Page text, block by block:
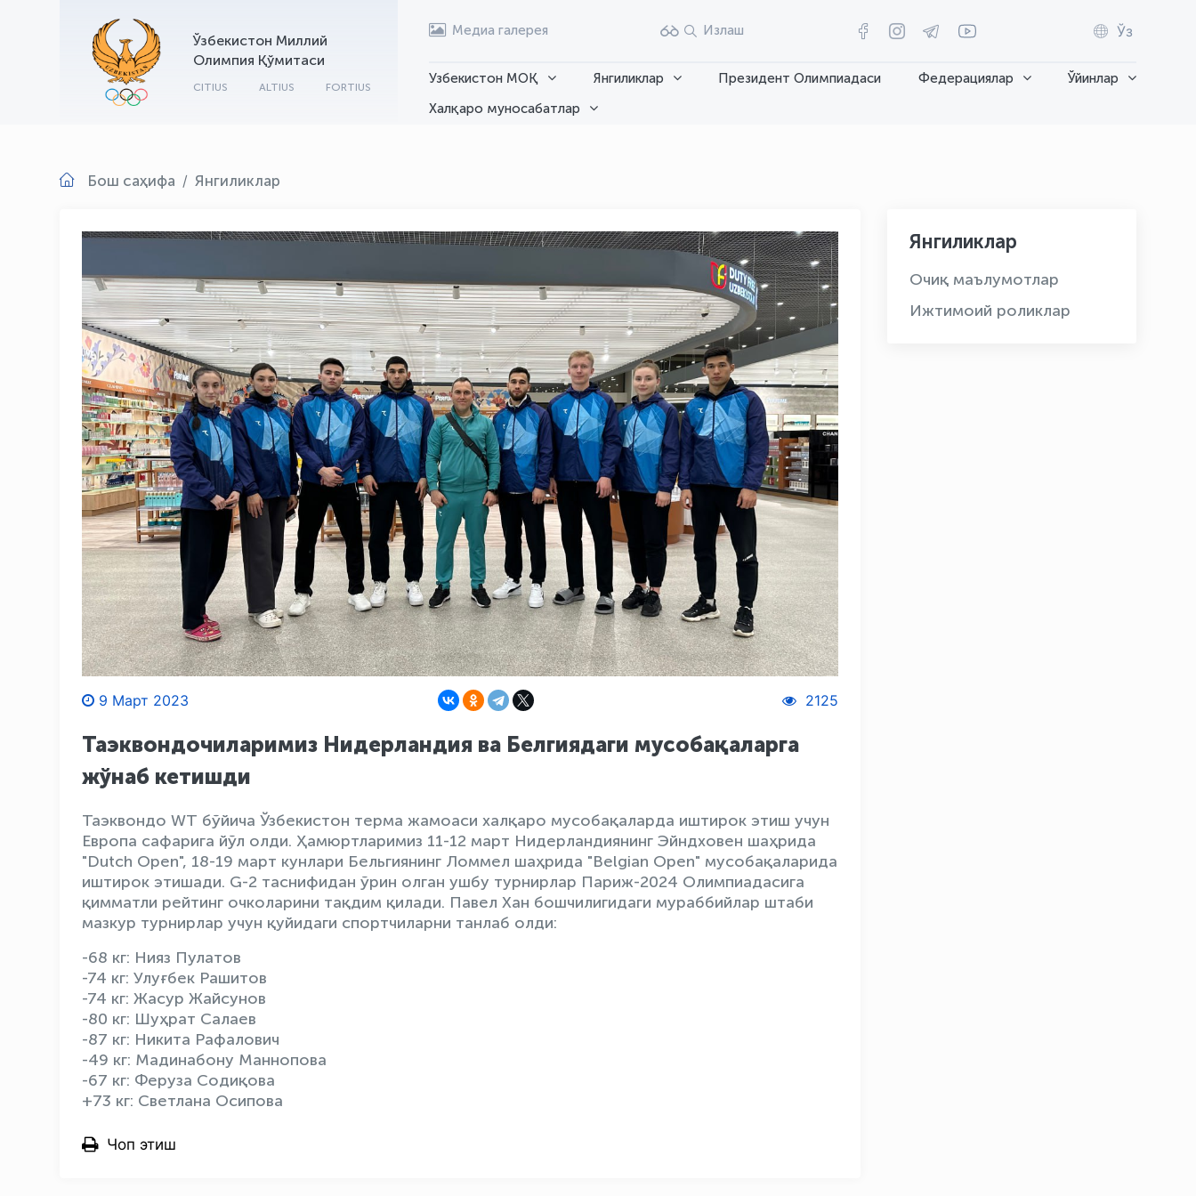
Ўзбекистон Миллий
Олимпия Қўмитаси
CITIUS ALTIUS FORTIUS
Медиа галерея Излаш Ўз
Узбекистон МОҚ Янгиликлар Президент Олимпиадаси Федерациялар
Ўйинлар
Халқаро муносабатлар
Бош саҳифа Янгиликлар
9 Март 2023 2125
Таэквондочиларимиз Нидерландия ва Белгиядаги мусобақаларга
жўнаб кетишди
Таэквондо WТ бўйича Ўзбекистон терма жамоаси халқаро мусобақаларда иштирок этиш учун
Европа сафарига йўл олди. Ҳамюртларимиз 11-12 март Нидерландиянинг Эйндховен шаҳрида
"Dutch Open", 18-19 март кунлари Бельгиянинг Ломмел шаҳрида "Belgian Open" мусобақаларида
иштирок этишади. G-2 таснифидан ўрин олган ушбу турнирлар Париж-2024 Олимпиадасига
қимматли рейтинг очколарини тақдим қилади. Павел Хан бошчилигидаги мураббийлар штаби
мазкур турнирлар учун қуйидаги спортчиларни танлаб олди:
-68 кг: Нияз Пулатов
-74 кг: Улуғбек Рашитов
-74 кг: Жасур Жайсунов
-80 кг: Шуҳрат Салаев
-87 кг: Никита Рафалович
-49 кг: Мадинабону Маннопова
-67 кг: Феруза Содиқова
+73 кг: Светлана Осипова
Чоп этиш
Янгиликлар
Очиқ маълумотлар
Ижтимоий роликлар